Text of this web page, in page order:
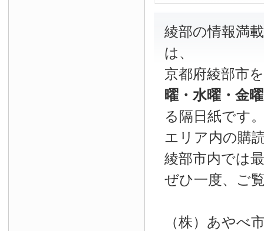
綾部の情報
は、
京都府綾部市
曜・水曜・金
る隔日紙です
エリア内の購
綾部市内では
ぜひ一度、ご
（株）あやべ